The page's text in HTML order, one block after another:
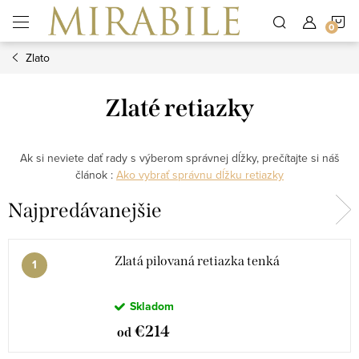
obsah
Zlato
Zlaté retiazky
Ak si neviete dať rady s výberom správnej dĺžky, prečítajte si náš
článok : Ako vybrať správnu dĺžku retiazky
Najpredávanejšie
Zlatá pilovaná retiazka tenká
Skladom
od €214